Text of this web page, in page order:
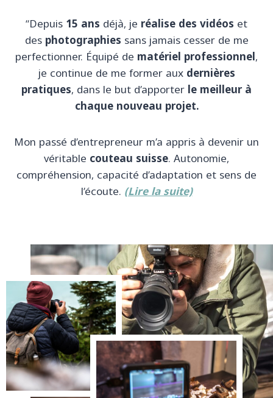
“Depuis 15 ans déjà, je réalise des vidéos et
des photographies sans jamais cesser de me
perfectionner. Équipé de matériel professionnel,
je continue de me former aux dernières
pratiques, dans le but d’apporter le meilleur à
chaque nouveau projet.
Mon passé d’entrepreneur m’a appris à devenir un
véritable couteau suisse. Autonomie,
compréhension, capacité d’adaptation et sens de
l’écoute. (Lire la suite)